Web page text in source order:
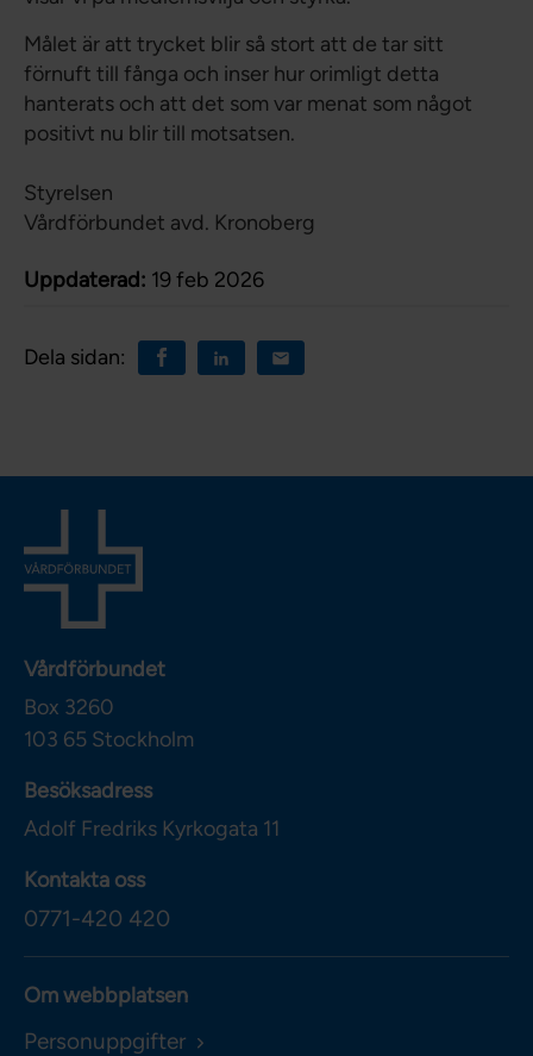
Målet är att trycket blir så stort att de tar sitt
förnuft till fånga och inser hur orimligt detta
hanterats och att det som var menat som något
positivt nu blir till motsatsen.
Styrelsen
Vårdförbundet avd. Kronoberg
Uppdaterad: 19 feb 2026
Dela sidan:
Vårdförbundet
Box 3260
103 65 Stockholm
Besöksadress
Adolf Fredriks Kyrkogata 11
Kontakta oss
0771-420 420
Om webbplatsen
Personuppgifter